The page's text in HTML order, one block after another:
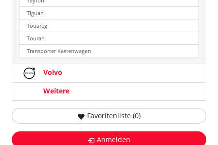
Tiguan
Touareg
Touran
Transporter Kastenwagen
Volvo
Weitere
Favoritenliste (0)
Anmelden